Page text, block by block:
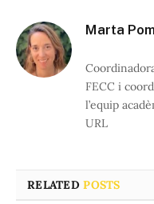
Marta
FECC i
l’equip
URL
RELATEDPOSTS